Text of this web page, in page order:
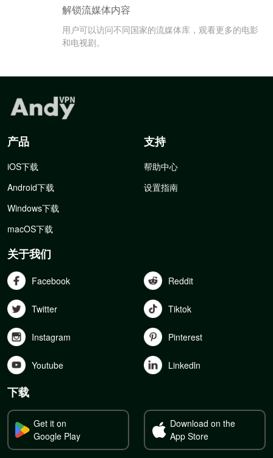
解锁流媒体内容
用户可以访问不同国家的流媒体库，观看更多的电影
和电视剧。
产品
iOS下载
Android下载
Windows下载
macOS下载
支持
帮助中心
设置指南
关于我们
Facebook Reddit
Twitter Tiktok
Instagram Pinterest
Youtube Linkedln
下载
Get it on
Google Play
Download on the
App Store